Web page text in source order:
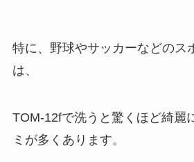
特に、野球やサッカーなどのス
は、
TOM-12fで洗うと驚くほど綺麗
ミが多くあります。